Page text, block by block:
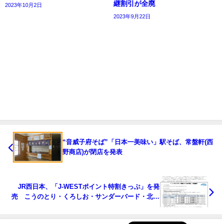
2023年10月2日 継割引が全廃
2023年9月22日
“音威子府そば”「日本一美味い」駅そば、常盤軒(西
野商店)が閉店を発表
JR西日本、「J-WESTポイント特割きっぷ」を発
売 こうのとり・くろしお・サンダーバード・北陸